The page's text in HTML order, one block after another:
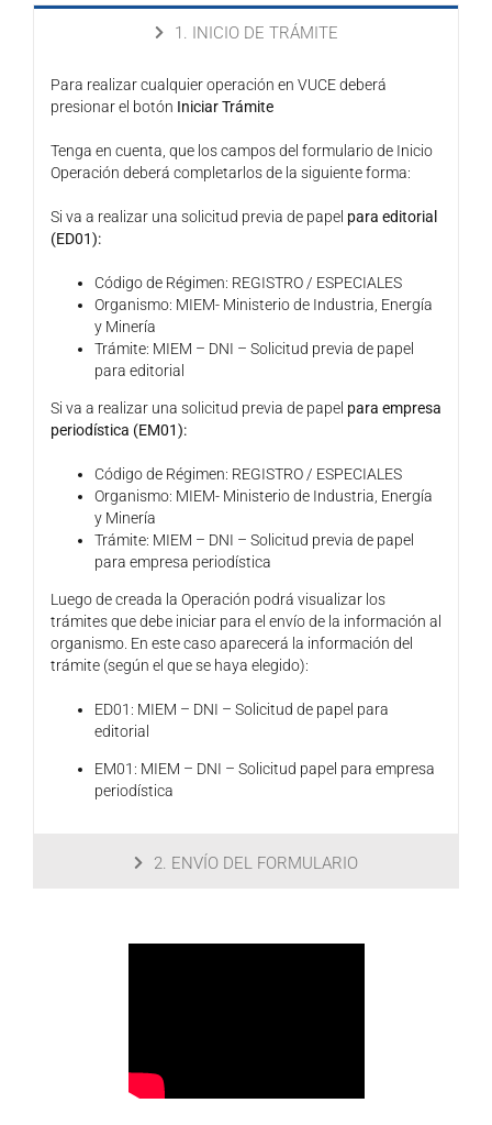
1. INICIO DE TRÁMITE
Para realizar cualquier operación en VUCE deberá
presionar el botón Iniciar Trámite
Tenga en cuenta, que los campos del formulario de Inicio
Operación deberá completarlos de la siguiente forma:
Si va a realizar una solicitud previa de papel para editorial
(ED01):
Código de Régimen: REGISTRO / ESPECIALES
Organismo: MIEM- Ministerio de Industria, Energía
y Minería
Trámite: MIEM – DNI – Solicitud previa de papel
para editorial
Si va a realizar una solicitud previa de papel para empresa
periodística (EM01):
Código de Régimen: REGISTRO / ESPECIALES
Organismo: MIEM- Ministerio de Industria, Energía
y Minería
Trámite: MIEM – DNI – Solicitud previa de papel
para empresa periodística
Luego de creada la Operación podrá visualizar los
trámites que debe iniciar para el envío de la información al
organismo. En este caso aparecerá la información del
trámite (según el que se haya elegido):
ED01: MIEM – DNI – Solicitud de papel para
editorial
EM01: MIEM – DNI – Solicitud papel para empresa
periodística
2. ENVÍO DEL FORMULARIO